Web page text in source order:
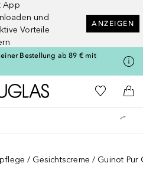
App
und
Vorteile
ANZEIGEN
Bestellung ab 89 € mit
Zur Douglas Startseite
Zu Meiner
Gesichtscreme Guinot Pur